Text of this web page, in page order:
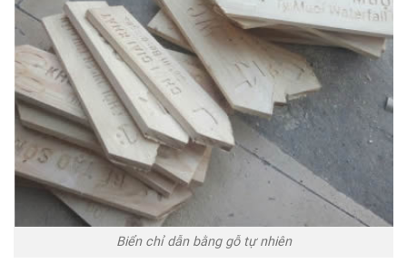
Biển chỉ dẫn bằng gỗ tự nhiên